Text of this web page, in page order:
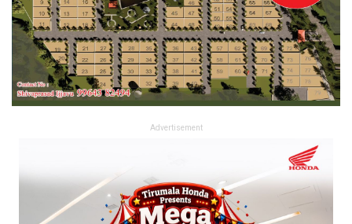
Advertisement